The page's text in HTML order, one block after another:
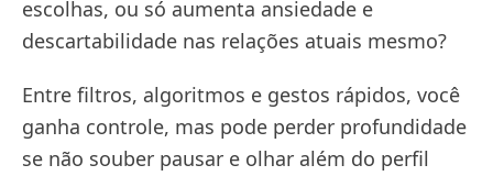
escolhas, ou só aumenta ansiedade e
descartabilidade nas relações atuais mesmo?
Entre filtros, algoritmos e gestos rápidos, você
ganha controle, mas pode perder profundidade
se não souber pausar e olhar além do perfil